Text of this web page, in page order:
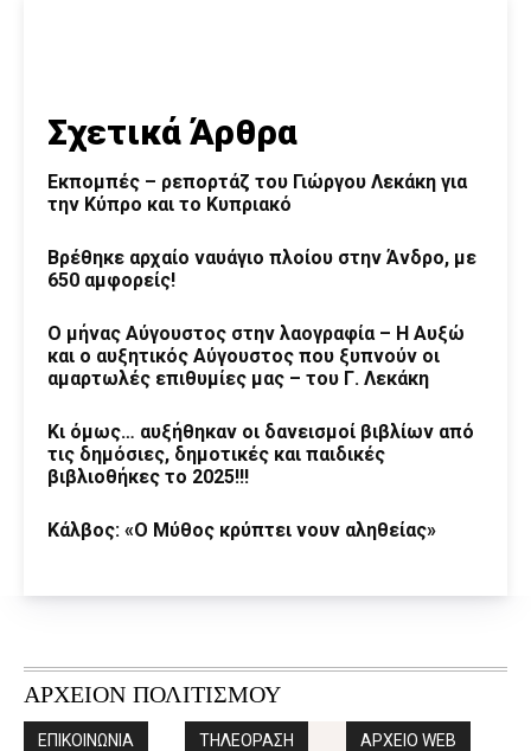
Σχετικά Άρθρα
Εκπομπές – ρεπορτάζ του Γιώργου Λεκάκη για
την Κύπρο και το Κυπριακό
Βρέθηκε αρχαίο ναυάγιο πλοίου στην Άνδρο, με
650 αμφορείς!
Ο μήνας Αύγουστος στην λαογραφία – Η Αυξώ
και ο αυξητικός Αύγουστος που ξυπνούν οι
αμαρτωλές επιθυμίες μας – του Γ. Λεκάκη
Κι όμως… αυξήθηκαν οι δανεισμοί βιβλίων από
τις δημόσιες, δημοτικές και παιδικές
βιβλιοθήκες το 2025!!!
Κάλβος: «Ο Μύθος κρύπτει νουν αληθείας»
ΑΡΧΕΙΟΝ ΠΟΛΙΤΙΣΜΟΥ
ΕΠΙΚΟΙΝΩΝΙΑ ΤΗΛΕΟΡΑΣΗ ΑΡΧΕΙΟ WEB